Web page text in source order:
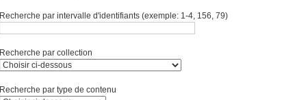
Recherche par intervalle d'identifiants (exemple: 1-4, 156, 79)
Recherche par collection
Recherche par type de contenu